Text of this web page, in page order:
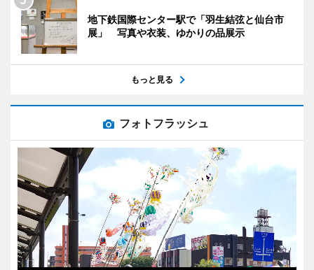
地下鉄国際センター駅で「羽生結弦と仙台市
展」 写真や衣装、ゆかりの品展示
もっと見る
フォトフラッシュ